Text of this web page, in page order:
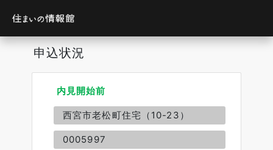
申込状況
内見開始前
西宮市老松町住宅（10-23）
0005997